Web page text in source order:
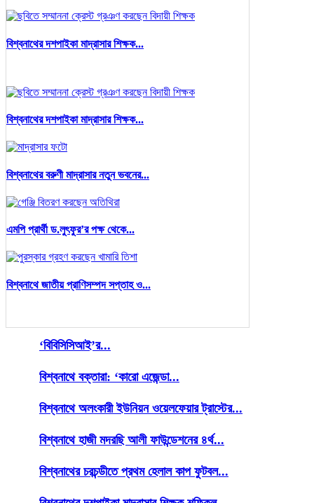
বিশ্বনাথের দশপাইকা মাদ্রাসার শিক্ষক...
বিশ্বনাথের দশপাইকা মাদ্রাসার শিক্ষক...
বিশ্বনাথের বরুণী মাদ্রাসার নতুন ভবনের...
এমপি প্রার্থী ড.লুৎফুর’র পক্ষ থেকে...
বিশ্বনাথে জাতীয় প্রাণিসম্পদ সপ্তাহ ও...
‘বিবিসিসিআই’র...
বিশ্বনাথে বক্তারা: ‘কারো এজেন্ডা...
বিশ্বনাথে অলংকারী ইউনিয়ন ওয়েলফেয়ার ট্রাস্টের...
বিশ্বনাথে হাজী মদরছি আলী ফাউন্ডেশনের ৪র্থ...
বিশ্বনাথের চরচন্ডীতে প্রথম হেলাল কাপ ফুটবল...